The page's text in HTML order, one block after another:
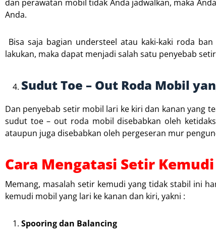
dan perawatan mobil tidak Anda jadwalkan, maka
Anda.
Bisa saja bagian understeel atau kaki-kaki roda
lakukan, maka dapat menjadi salah satu penyebab
Sudut Toe – Out Roda Mobil
Dan penyebab setir mobil lari ke kiri dan kanan yang
sudut toe – out roda mobil disebabkan oleh
ataupun juga disebabkan oleh pergeseran mur
Cara Mengatasi Setir
Memang, masalah setir kemudi yang tidak stabil ini
kemudi mobil yang lari ke kanan dan kiri, yakni :
Spooring dan Balancing